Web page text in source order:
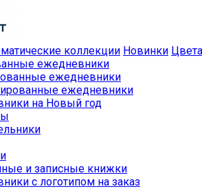
коллекции Новинки Цвета
ежедневники
ежедневники
ежедневники
на Новый год
и записные книжки
с логотипом на заказ